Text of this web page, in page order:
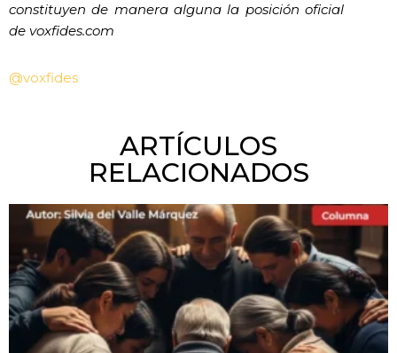
constituyen de manera alguna la posición oficial
de voxfides.com
@voxfides
ARTÍCULOS
RELACIONADOS